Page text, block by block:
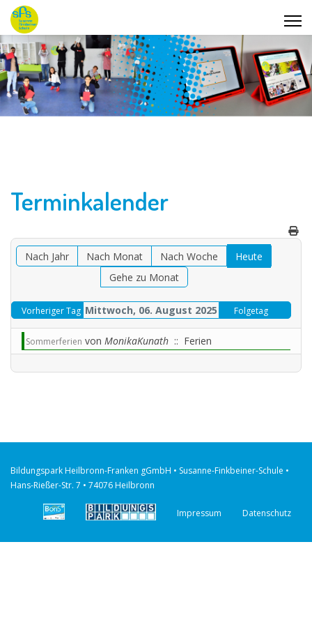
Terminkalender
Nach Jahr Nach Monat Nach Woche
Heute
Gehe zu Monat
Vorheriger Tag Mittwoch, 06. August 2025 Folgetag
Sommerferien von MonikaKunath :: Ferien
Bildungspark Heilbronn-Franken gGmbH • Susanne-Finkbeiner-Schule •
Hans-Rießer-Str. 7 • 74076 Heilbronn
Impressum Datenschutz